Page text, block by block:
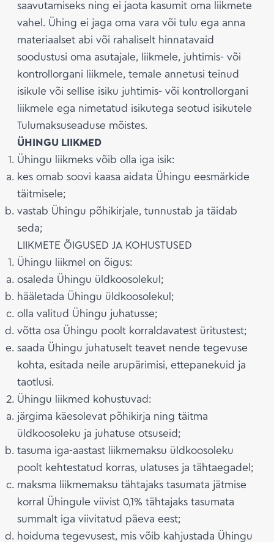
saavutamiseks ning ei jaota kasumit oma liikmete
vahel. Ühing ei jaga oma vara või tulu ega anna
materiaalset abi või rahaliselt hinnatavaid
soodustusi oma asutajale, liikmele, juhtimis- või
kontrollorgani liikmele, temale annetusi teinud
isikule või sellise isiku juhtimis- või kontrollorgani
liikmele ega nimetatud isikutega seotud isikutele
Tulumaksuseaduse mõistes.
ÜHINGU LIIKMED
Ühingu liikmeks võib olla iga isik:
kes omab soovi kaasa aidata Ühingu eesmärkide
täitmisele;
vastab Ühingu põhikirjale, tunnustab ja täidab
seda;
LIIKMETE ÕIGUSED JA KOHUSTUSED
Ühingu liikmel on õigus:
osaleda Ühingu üldkoosolekul;
hääletada Ühingu üldkoosolekul;
olla valitud Ühingu juhatusse;
võtta osa Ühingu poolt korraldavatest üritustest;
saada Ühingu juhatuselt teavet nende tegevuse
kohta, esitada neile arupärimisi, ettepanekuid ja
taotlusi.
Ühingu liikmed kohustuvad:
järgima käesolevat põhikirja ning täitma
üldkoosoleku ja juhatuse otsuseid;
tasuma iga-aastast liikmemaksu üldkoosoleku
poolt kehtestatud korras, ulatuses ja tähtaegadel;
maksma liikmemaksu tähtajaks tasumata jätmise
korral Ühingule viivist 0,1% tähtajaks tasumata
summalt iga viivitatud päeva eest;
hoiduma tegevusest, mis võib kahjustada Ühingu